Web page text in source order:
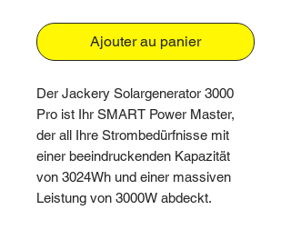
Ajouter au panier
Der Jackery Solargenerator 3000
Pro ist Ihr SMART Power Master,
der all Ihre Strombedürfnisse mit
einer beeindruckenden Kapazität
von 3024Wh und einer massiven
Leistung von 3000W abdeckt.